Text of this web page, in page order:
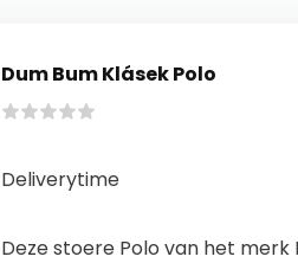
Dum Bum Klásek Polo
Deliverytime
Deze stoere Polo van het